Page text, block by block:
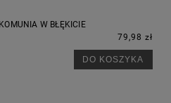
W BŁĘKICIE
79,98 zł
DO KOSZYKA